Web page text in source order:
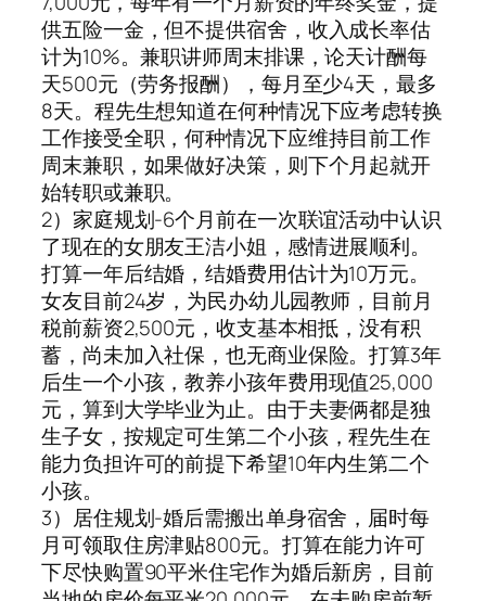
供五险一金，但不提供宿舍，收入成长率估
计为10%。兼职讲师周末排课，论天计酬每
天500元（劳务报酬），每月至少4天，最多
8天。程先生想知道在何种情况下应考虑转换
工作接受全职，何种情况下应维持目前工作
周末兼职，如果做好决策，则下个月起就开
始转职或兼职。
2）家庭规划-6个月前在一次联谊活动中认识
了现在的女朋友王洁小姐，感情进展顺利。
打算一年后结婚，结婚费用估计为10万元。
女友目前24岁，为民办幼儿园教师，目前月
税前薪资2,500元，收支基本相抵，没有积
蓄，尚未加入社保，也无商业保险。打算3年
后生一个小孩，教养小孩年费用现值25,000
元，算到大学毕业为止。由于夫妻俩都是独
生子女，按规定可生第二个小孩，程先生在
能力负担许可的前提下希望10年内生第二个
小孩。
3）居住规划-婚后需搬出单身宿舍，届时每
月可领取住房津贴800元。打算在能力许可
下尽快购置90平米住宅作为婚后新房，目前